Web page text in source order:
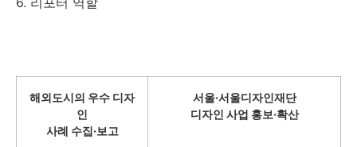
해외도시의 우수 디자
인
사례 수집·보고
서울·서울디자인재단
디자인 사업 홍보·확산